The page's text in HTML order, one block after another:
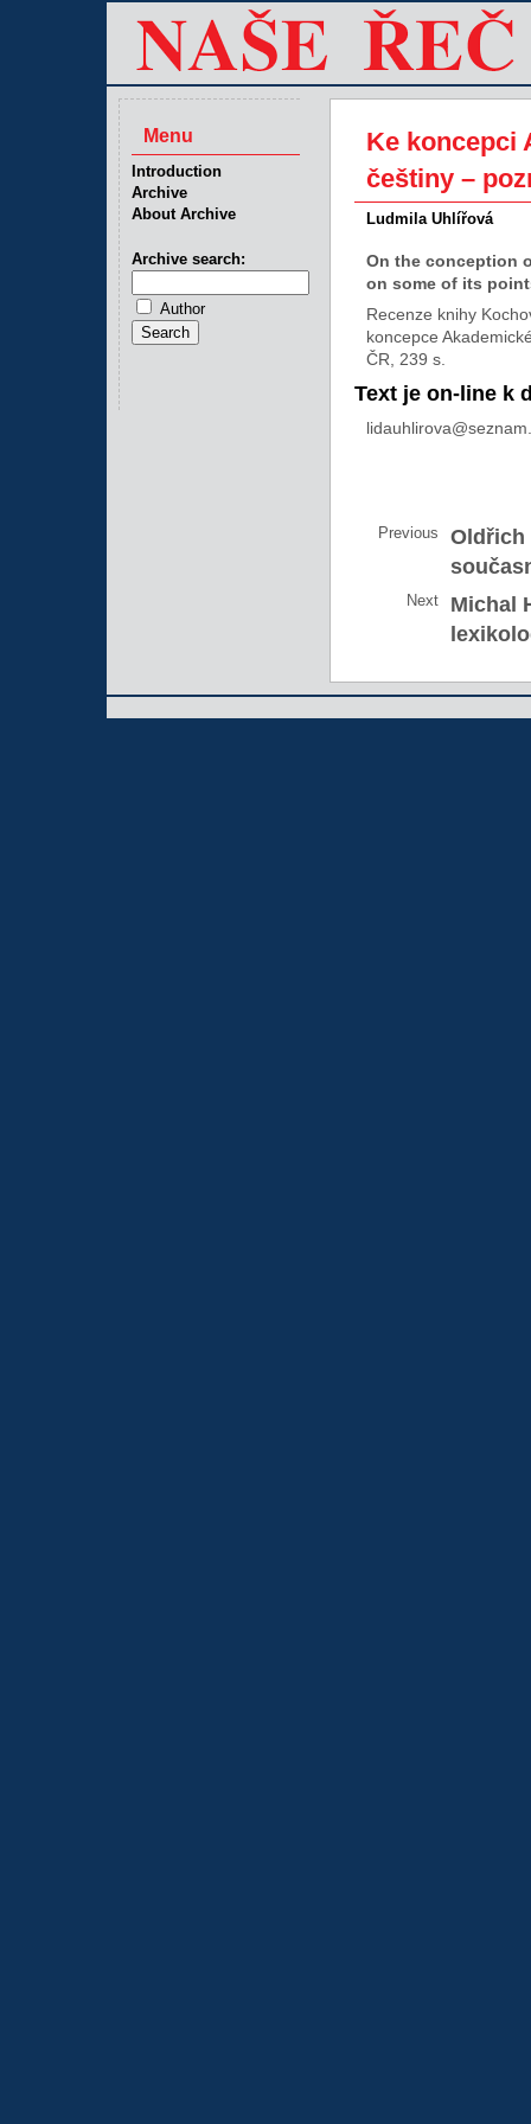
Ke koncepci
češtiny –
Ludmila Uhlířová
On the conception
on some of its
Recenze knihy
koncepce
ČR, 239 s.
Text je on-line k
Previous
Oldřich
Next
Michal
Menu
Introduction
Archive
About Archive
Archive search:
Author